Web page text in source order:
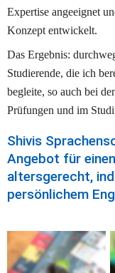
Expertise angeeignet
Konzept entwickelt.
Das Ergebnis:
Studierende, die ich
begleite, so auch bei
Prüfungen und im
Shivis
Angebot für
altersgerecht,
persönlichem